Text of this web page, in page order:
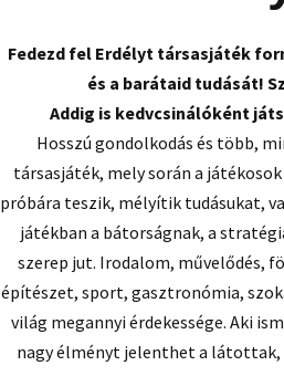
Fedezd fel Erdélyt társasjáték
és a barátaid tudását!
Addig is kedvcsinálóként
Hosszú gondolkodás és több,
társasjáték, mely során a
próbára teszik, mélyítik tudásukat,
játékban a bátorságnak, a
szerep jut. Irodalom, művelődés,
építészet, sport, gasztronómia,
világ megannyi érdekessége. Aki
nagy élményt jelenthet a